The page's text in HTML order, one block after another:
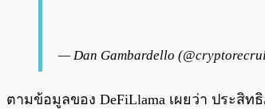
— Dan Gambardello
ตามข้อมูลของ DeFiLlama เผยว่า ประสิท